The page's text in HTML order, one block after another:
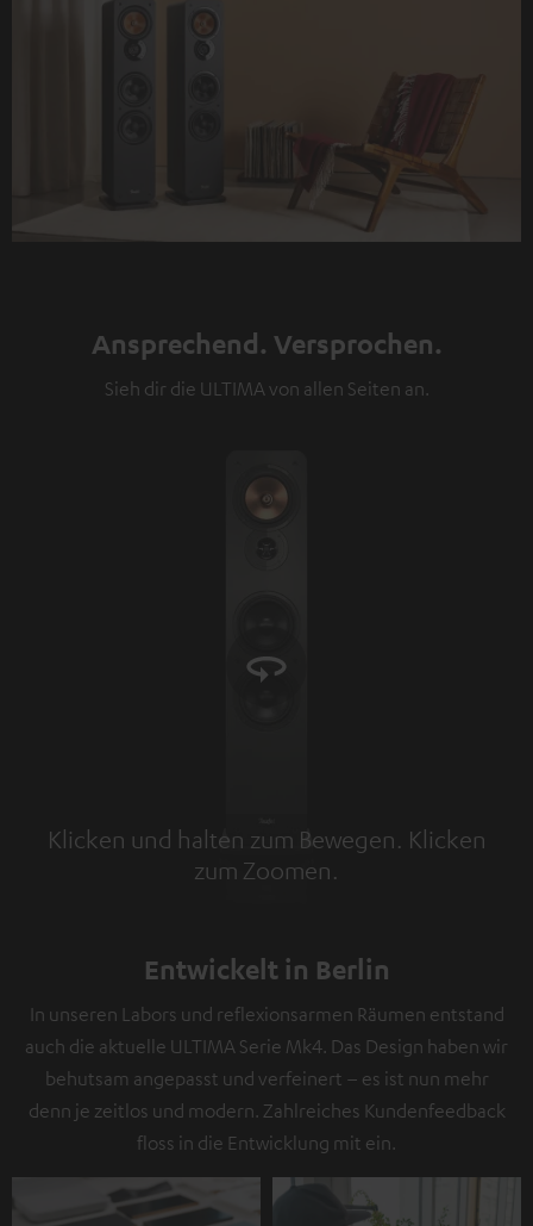
Ansprechend. Versprochen.
Sieh dir die ULTIMA von allen Seiten an.
Klicken und halten zum Bewegen. Klicken
zum Zoomen.
Tap to zoom
Entwickelt in Berlin
In unseren Labors und reflexionsarmen Räumen entstand
auch die aktuelle ULTIMA Serie Mk4. Das Design haben wir
behutsam angepasst und verfeinert – es ist nun mehr
denn je zeitlos und modern. Zahlreiches Kundenfeedback
floss in die Entwicklung mit ein.